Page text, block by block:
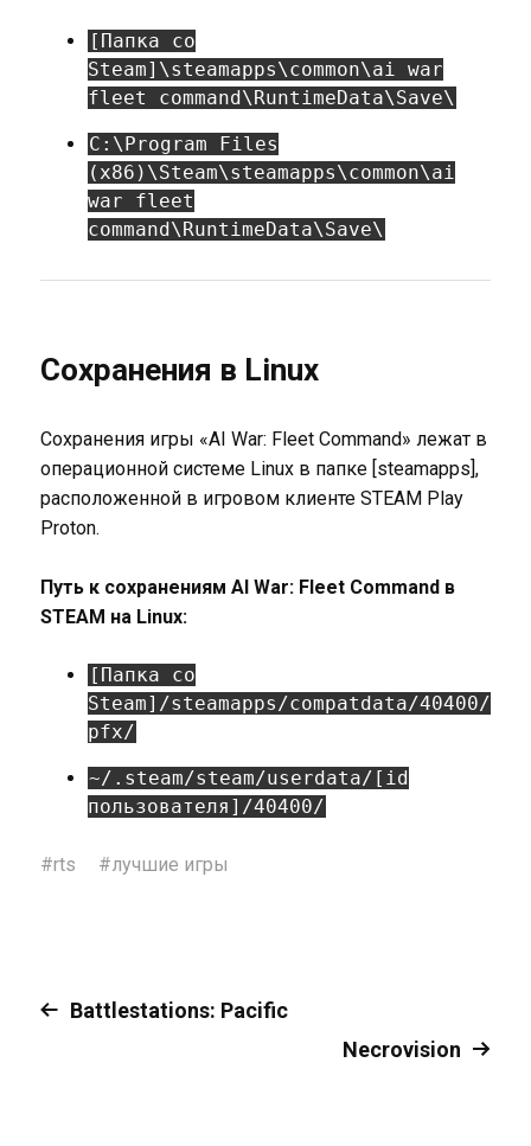
[Папка со
Steam]\steamapps\common\ai war
fleet command\RuntimeData\Save\
C:\Program Files
(x86)\Steam\steamapps\common\ai
war fleet
command\RuntimeData\Save\
Сохранения в Linux
Сохранения игры «AI War: Fleet Command» лежат в
операционной системе Linux в папке [steamapps],
расположенной в игровом клиенте STEAM Play
Proton.
Путь к сохранениям AI War: Fleet Command в
STEAM на Linux:
[Папка со
Steam]/steamapps/compatdata/40400/
pfx/
~/.steam/steam/userdata/[id
пользователя]/40400/
#rts #лучшие игры
Battlestations: Pacific
Necrovision